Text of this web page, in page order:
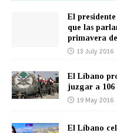
El
que las
primavera
13 July 2016
El Líbano
juzgar a 106
19 May 2016
El Líbano